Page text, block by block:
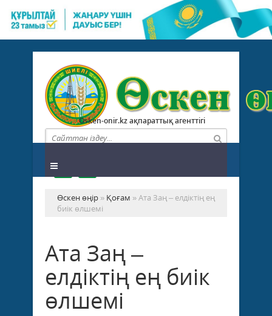
Osken-onir.kz ақпараттық агенттігі
Өскен өңір » Қоғам » Ата Заң – елдіктің ең
биік өлшемі
Ата Заң –
елдіктің ең биік
өлшемі